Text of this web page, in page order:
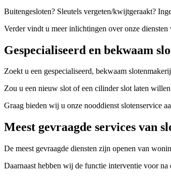
Buitengesloten? Sleutels vergeten/kwijtgeraakt?
Verder vindt u meer inlichtingen over onze
Gespecialiseerd en bekwaam
Zoekt u een gespecialiseerd, bekwaam
Zou u een nieuw slot of een cilinder slot laten
Graag bieden wij u onze nooddienst slotenservice
Meest gevraagde services van
De meest gevraagde diensten zijn openen van
Daarnaast hebben wij de functie interventie voor na